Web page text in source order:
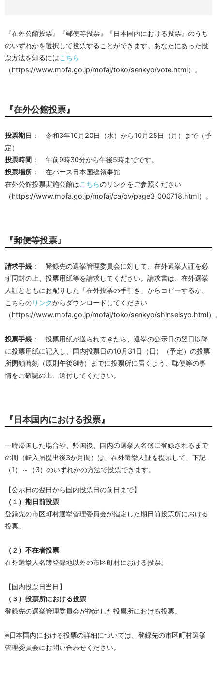
『在外公館投票』『郵便等投票』『日本国内における投票』のうち
のいずれかを選択して投票することができます。あなたにあった投
票方法を知るにはこちら
（https://www.mofa.go.jp/mofaj/toko/senkyo/vote.html）。
『在外公館投票』
投票期日 ： 令和3年10月20日（水）から10月25日（月）まで（予
定）
投票時間 ： 午前9時30分から午後5時までです。
投票場所 ： 在パース日本国総領事館
在外公館投票実施公館はこちらのリンクをご参照ください
（https://www.mofa.go.jp/mofaj/ca/ov/page3_000718.html）。
『郵便等投票』
請求手続 ： 登録先の選挙管理委員会に対して、在外選挙人証を必
ず同封の上、投票用紙等を請求してください。請求書は、在外選挙
人証とともにお配りした「在外投票の手引き」からコピーするか、
こちらのリンクからダウンロードしてください
（https://www.mofa.go.jp/mofaj/toko/senkyo/shinseisyo.html）
投票手続 ： 投票用紙が送られてきたら、選挙の公示日の翌日以降
に投票用紙に記入し、国内投票日の10月31日（日）（予定）の投票
所閉鎖時刻（原則午後8時）までに投票所に届くよう、郵便等の事
情をご確認の上、送付してください。
『日本国内における投票』
一時帰国した場合や、帰国後、国内の選挙人名簿に登録されるまで
の間（転入届提出後3か月間）は、在外選挙人証を提示して、下記
（1）～（3）のいずれかの方法で投票できます。
【公示日の翌日から国内投票日の前日まで】
（１）期日前投票
登録先の市区町村選挙管理委員会が指定した期日前投票所における
投票。
（２）不在者投票
在外選挙人名簿登録地以外の市区町村における投票。
【国内投票日当日】
（３）投票所における投票
登録先の選挙管理委員会が指定した投票所における投票。
※日本国内における投票の詳細については、登録先の市区町村選挙
管理委員会にお問い合わせください。